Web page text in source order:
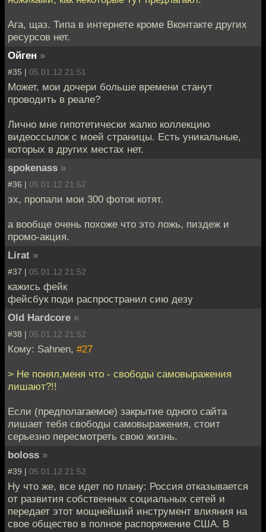
Ага, щаз. Типа в интернете кроме Вконтакте других
ресурсов нет.
Ойген »
#35 | 05.01.12 21:51
Может, мои дочери больше времени станут
проводить в реале?
Лично мне гипотетически жалко коллекцию
видеоссылок с моей страницы. Есть уникальные,
которых в других местах нет.
spokenass »
#36 | 05.01.12 21:52
эх, пропали мои 300 фоток котят.
а вообще очень похоже что это ложь, пиздеж и
промо-акция.
Lirat »
#37 | 05.01.12 21:52
кажись фейк
фейсбук поди распространил сию дезу
Old Hardcore »
#38 | 05.01.12 21:52
Кому: Sahnen, #27
> Не понял,меня что - свободы самовыражения
лишают?!!
Если (предполагаемое) закрытие одного сайта
лишает тебя свободы самовыражения, стоит
серьезно пересмотреть свою жизнь.
boloss »
#39 | 05.01.12 21:52
Ну что же, все идет по плану: Россия отказывается
от развития собственных социальных сетей и
передает этот мощнейший инструмент влияния на
свое общество в полное распоряжение США. В